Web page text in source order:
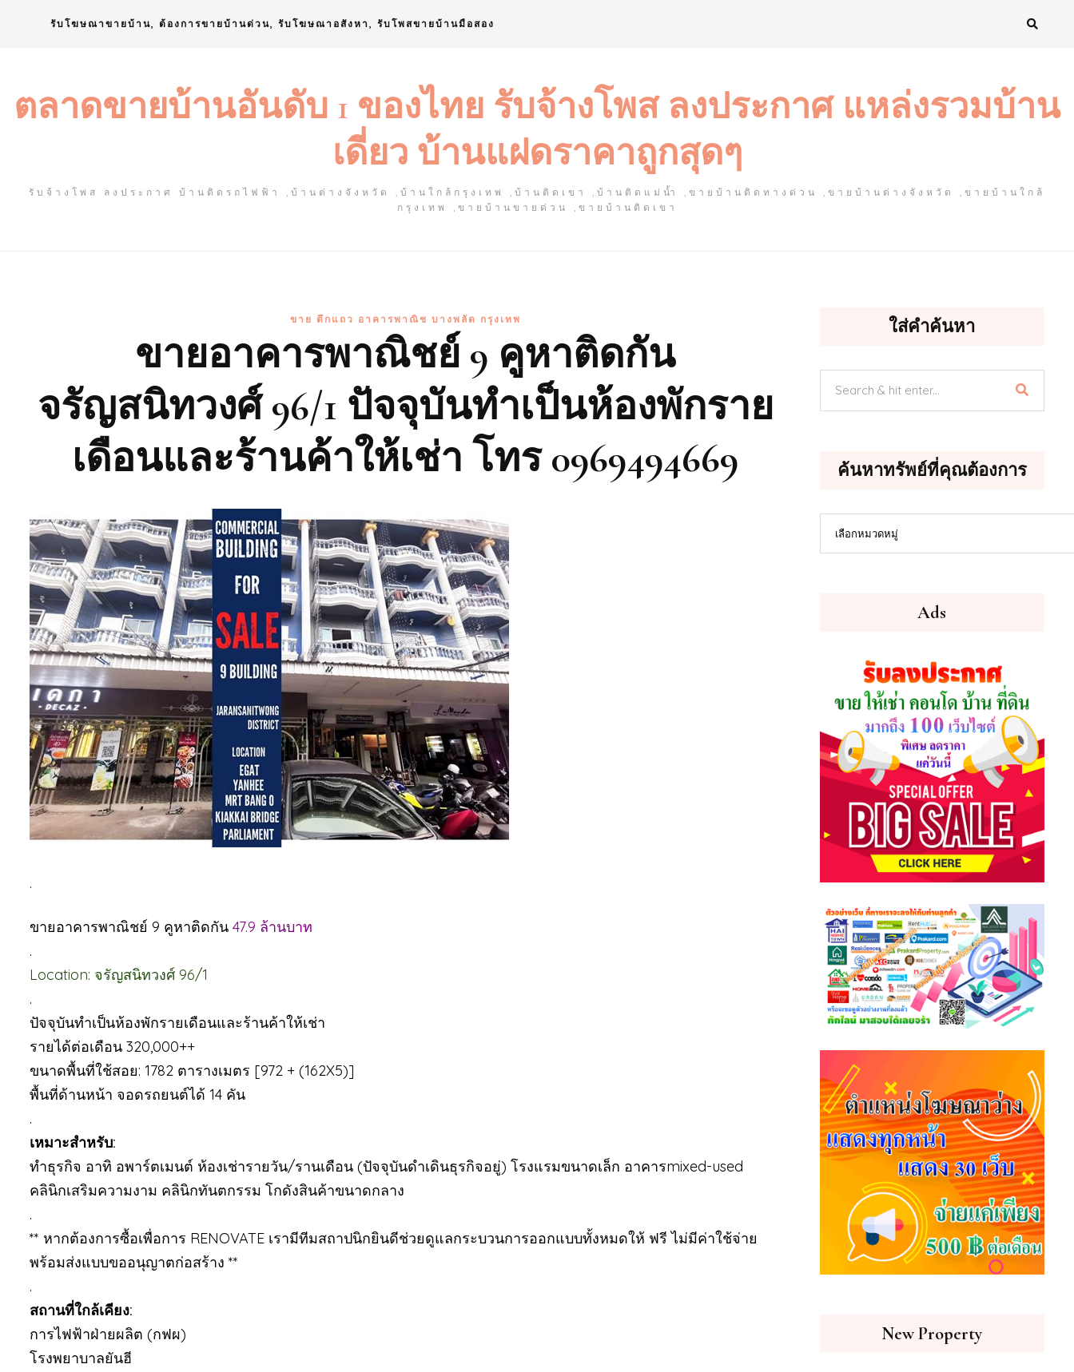
รับโฆษณาขายบ้าน, ต้องการขายบ้านด่วน, รับโฆษณาอสังหา, รับโพสขายบ้านมือสอง
ตลาดขายบ้านอันดับ 1 ของไทย รับจ้างโพส ลงประกาศ แหล่งรวมบ้าน
เดี่ยว บ้านแฝดราคาถูกสุดๆ
รับจ้างโพส ลงประกาศ บ้านติดรถไฟฟ้า ,บ้านต่างจังหวัด ,บ้านใกล้กรุงเทพ ,บ้านติดเขา ,บ้านติดแม่น้ำ ,ขายบ้านติดทางด่วน ,ขายบ้านต่างจังหวัด ,ขายบ้านใกล้
กรุงเทพ ,ขายบ้านขายด่วน ,ขายบ้านติดเขา
ขาย ตึกแถว อาคารพาณิช บางพลัด กรุงเทพ
ขายอาคารพาณิชย์ 9 คูหาติดกัน
จรัญสนิทวงศ์ 96/1 ปัจจุบันทำเป็นห้องพักราย
เดือนและร้านค้าให้เช่า โทร 0969494669
.
ขายอาคารพาณิชย์ 9 คูหาติดกัน 47.9 ล้านบาท
.
Location: จรัญสนิทวงศ์ 96/1
.
ปัจจุบันทำเป็นห้องพักรายเดือนและร้านค้าให้เช่า
รายได้ต่อเดือน 320,000++
ขนาดพื้นที่ใช้สอย: 1782 ตารางเมตร [972 + (162X5)]
พื้นที่ด้านหน้า จอดรถยนต์ได้ 14 คัน
.
เหมาะสำหรับ:
ทำธุรกิจ อาทิ อพาร์ตเมนต์ ห้องเช่ารายวัน/รานเดือน (ปัจจุบันดำเดินธุรกิจอยู่)​ โรงแรมขนาดเล็ก อาคารmixed-used
คลินิกเสริมความงาม คลินิกทันตกรรม โกดังสินค้าขนาดกลาง
.
** หากต้องการซื้อเพื่อการ RENOVATE เรามีทีมสถาปนิกยินดีช่วยดูแลกระบวนการออกแบบทั้งหมดให้ ฟรี ไม่มีค่าใช้จ่าย
พร้อมส่งแบบขออนุญาตก่อสร้าง **
.
สถานที่ใกล้เคียง:
การไฟฟ้าฝ่ายผลิต (กฟผ)
โรงพยาบาลยันฮี
ใส่คำค้นหา
ค้นหาทรัพย์ที่คุณต้องการ
เลือกหมวดหมู่
Ads
New Property